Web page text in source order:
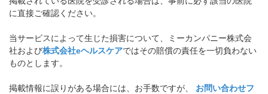
に直接ご確認ください。
当サービスによって生じた損害について、ミーカンパニー株式会
社および株式会社eヘルスケアではその賠償の責任を一切負わない
ものとします。
掲載情報に誤りがある場合には、お手数ですが、 お問い合わせフ